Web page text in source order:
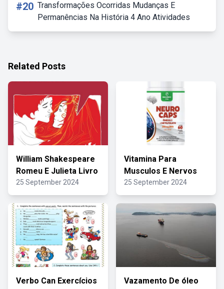
#20 Transformações Ocorridas Mudanças E
Permanências Na História 4 Ano Atividades
Related Posts
William Shakespeare
Romeu E Julieta Livro
25 September 2024
Vitamina Para
Musculos E Nervos
25 September 2024
Verbo Can Exercícios
Vazamento De óleo